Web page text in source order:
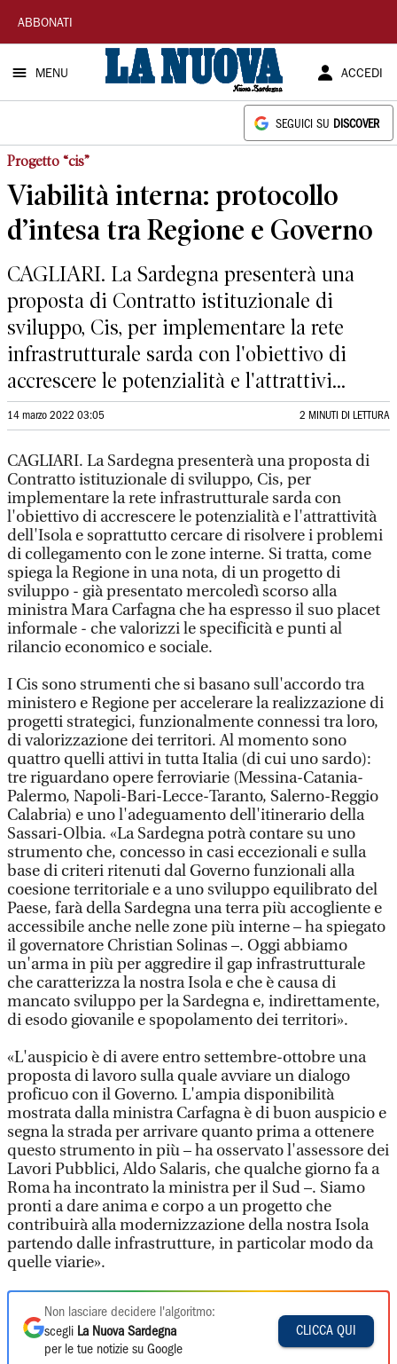
La
Nuova
Sardegna
ABBONATI
MENU ACCEDI
SEGUICI SU DISCOVER
Progetto “cis”
Viabilità interna: protocollo
d’intesa tra Regione e Governo
CAGLIARI. La Sardegna presenterà una
proposta di Contratto istituzionale di
sviluppo, Cis, per implementare la rete
infrastrutturale sarda con l'obiettivo di
accrescere le potenzialità e l'attrattivi...
14 marzo 2022 03:05 2 MINUTI DI LETTURA
CAGLIARI. La Sardegna presenterà una proposta di
Contratto istituzionale di sviluppo, Cis, per
implementare la rete infrastrutturale sarda con
l'obiettivo di accrescere le potenzialità e l'attrattività
dell'Isola e soprattutto cercare di risolvere i problemi
di collegamento con le zone interne. Si tratta, come
spiega la Regione in una nota, di un progetto di
sviluppo - già presentato mercoledì scorso alla
ministra Mara Carfagna che ha espresso il suo placet
informale - che valorizzi le specificità e punti al
rilancio economico e sociale.
I Cis sono strumenti che si basano sull'accordo tra
ministero e Regione per accelerare la realizzazione di
progetti strategici, funzionalmente connessi tra loro,
di valorizzazione dei territori. Al momento sono
quattro quelli attivi in tutta Italia (di cui uno sardo):
tre riguardano opere ferroviarie (Messina-Catania-
Palermo, Napoli-Bari-Lecce-Taranto, Salerno-Reggio
Calabria) e uno l'adeguamento dell'itinerario della
Sassari-Olbia. «La Sardegna potrà contare su uno
strumento che, concesso in casi eccezionali e sulla
base di criteri ritenuti dal Governo funzionali alla
coesione territoriale e a uno sviluppo equilibrato del
Paese, farà della Sardegna una terra più accogliente e
accessibile anche nelle zone più interne – ha spiegato
il governatore Christian Solinas –. Oggi abbiamo
un'arma in più per aggredire il gap infrastrutturale
che caratterizza la nostra Isola e che è causa di
mancato sviluppo per la Sardegna e, indirettamente,
di esodo giovanile e spopolamento dei territori».
«L'auspicio è di avere entro settembre-ottobre una
proposta di lavoro sulla quale avviare un dialogo
proficuo con il Governo. L'ampia disponibilità
mostrata dalla ministra Carfagna è di buon auspicio e
segna la strada per arrivare quanto prima a ottenere
questo strumento in più – ha osservato l'assessore dei
Lavori Pubblici, Aldo Salaris, che qualche giorno fa a
Roma ha incontrato la ministra per il Sud –. Siamo
pronti a dare anima e corpo a un progetto che
contribuirà alla modernizzazione della nostra Isola
partendo dalle infrastrutture, in particolar modo da
quelle viarie».
Non lasciare decidere l'algoritmo:
scegli La Nuova Sardegna
per le tue notizie su Google
CLICCA QUI